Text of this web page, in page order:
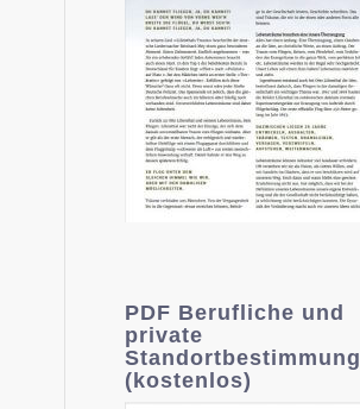
PDF Berufliche und
private
Standortbestimmung
(kostenlos)